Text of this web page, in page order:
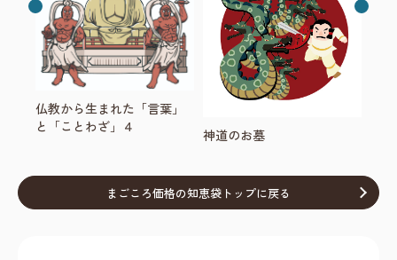
仏教から生まれた「言葉」
と「ことわざ」４
神道のお墓
まごころ価格の知恵袋トップに戻る